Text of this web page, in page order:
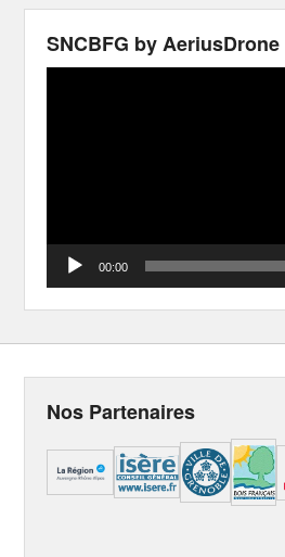
SNCBFG by AeriusDrone
00:00
Nos Partenaires